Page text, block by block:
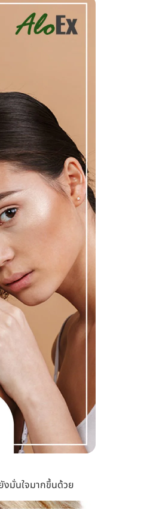
งมั่นใจมากขึ้นด้วย